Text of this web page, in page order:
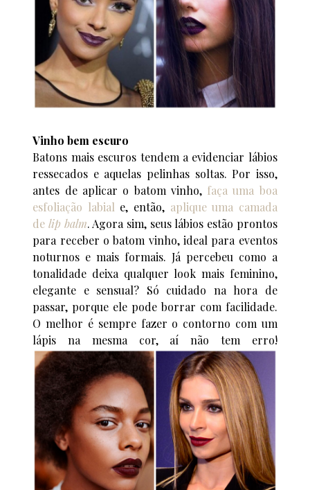
Vinho bem escuro
Batons mais escuros tendem a evidenciar lábios
ressecados e aquelas pelinhas soltas. Por isso,
antes de aplicar o batom vinho, faça uma boa
esfoliação labial e, então, aplique uma camada
de lip balm. Agora sim, seus lábios estão prontos
para receber o batom vinho, ideal para eventos
noturnos e mais formais. Já percebeu como a
tonalidade deixa qualquer look mais feminino,
elegante e sensual? Só cuidado na hora de
passar, porque ele pode borrar com facilidade.
O melhor é sempre fazer o contorno com um
lápis na mesma cor, aí não tem erro!